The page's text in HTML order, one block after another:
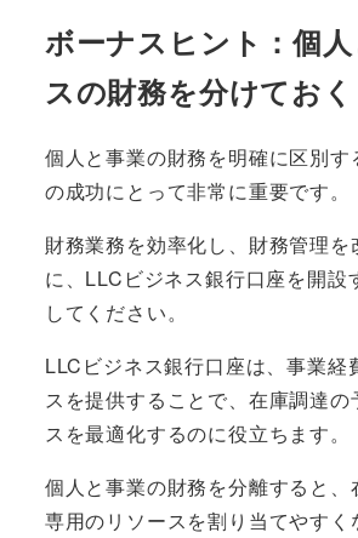
ボーナスヒント：個
スの財務を分けておく
個人と事業の財務を明確に区別
の成功にとって非常に重要です。
財務業務を効率化し、財務管理を
に、LLCビジネス銀行口座を開設
してください。
LLCビジネス銀行口座は、事業経
スを提供することで、在庫調達の
スを最適化するのに役立ちます。
個人と事業の財務を分離すると、
専用のリソースを割り当てやす